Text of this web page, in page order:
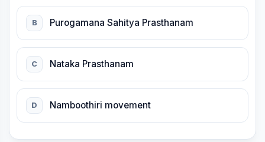
B Purogamana Sahitya Prasthanam
C Nataka Prasthanam
D Namboothiri movement